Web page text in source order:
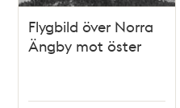
Flygbild över Norra
Ängby mot öster